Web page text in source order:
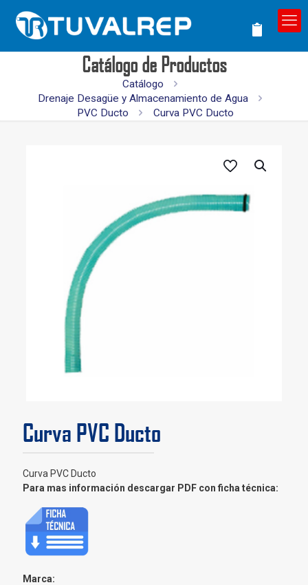
Catálogo de Productos
Catálogo
Drenaje Desagüe y Almacenamiento de Agua
PVC Ducto
Curva PVC Ducto
Curva PVC Ducto
Curva PVC Ducto
Para mas información descargar PDF con ficha técnica:
Marca: